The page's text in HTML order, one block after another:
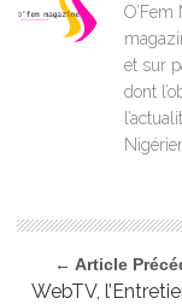
O’Fem
et sur
dont
← Article
WebTV,